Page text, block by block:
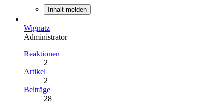
Inhalt melden
Wignatz
Administrator
Reaktionen
2
Artikel
2
Beiträge
28